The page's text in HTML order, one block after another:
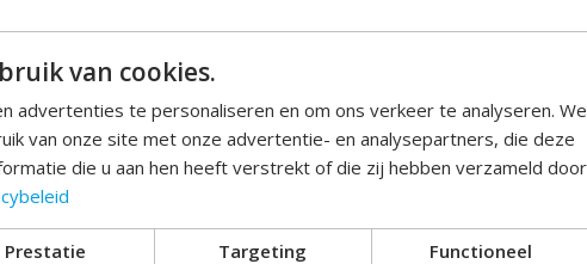
Toevoegen om te
van cookies.
advertenties te personaliseren en om ons verkeer te analyseren. We
van onze site met onze advertentie- en analysepartners, die deze
die u aan hen heeft verstrekt of die zij hebben verzameld door
Prestatie Targeting Functioneel